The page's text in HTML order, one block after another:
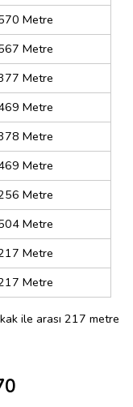
Metre
Metre
Metre
Metre
Metre
Metre
Metre
Metre
Metre
Metre
ile arası 217 metre